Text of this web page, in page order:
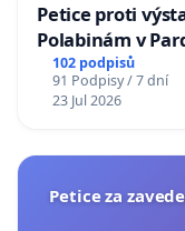
Petice proti
Polabinám v
102 podpisů
91 Podpisy / 7 dní
23 Jul 2026
Petice za